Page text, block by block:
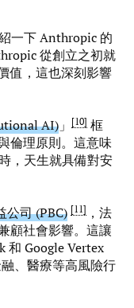
一下 Anthropic 的
從創立之初就
值，這也深刻影響
AI) 」 10 框
倫理原則。這意味
，天生就具備對安
公司 (PBC) 11
，法
顧社會影響。這讓
和 Google Vertex
、醫療等高風險行